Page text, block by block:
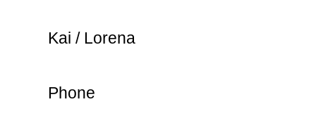
Kai / Lorena
Phone